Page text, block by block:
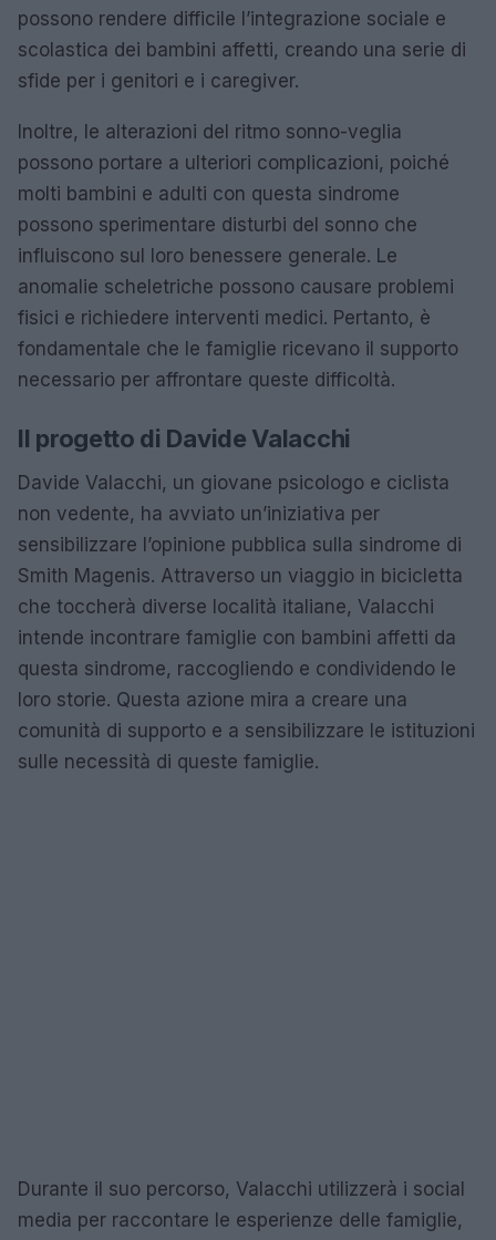
possono rendere difficile l’integrazione sociale e
scolastica dei bambini affetti, creando una serie di
sfide per i genitori e i caregiver.
Inoltre, le alterazioni del ritmo sonno-veglia
possono portare a ulteriori complicazioni, poiché
molti bambini e adulti con questa sindrome
possono sperimentare disturbi del sonno che
influiscono sul loro benessere generale. Le
anomalie scheletriche possono causare problemi
fisici e richiedere interventi medici. Pertanto, è
fondamentale che le famiglie ricevano il supporto
necessario per affrontare queste difficoltà.
Il progetto di Davide Valacchi
Davide Valacchi, un giovane psicologo e ciclista
non vedente, ha avviato un’iniziativa per
sensibilizzare l’opinione pubblica sulla sindrome di
Smith Magenis. Attraverso un viaggio in bicicletta
che toccherà diverse località italiane, Valacchi
intende incontrare famiglie con bambini affetti da
questa sindrome, raccogliendo e condividendo le
loro storie. Questa azione mira a creare una
comunità di supporto e a sensibilizzare le istituzioni
sulle necessità di queste famiglie.
Durante il suo percorso, Valacchi utilizzerà i social
media per raccontare le esperienze delle famiglie,